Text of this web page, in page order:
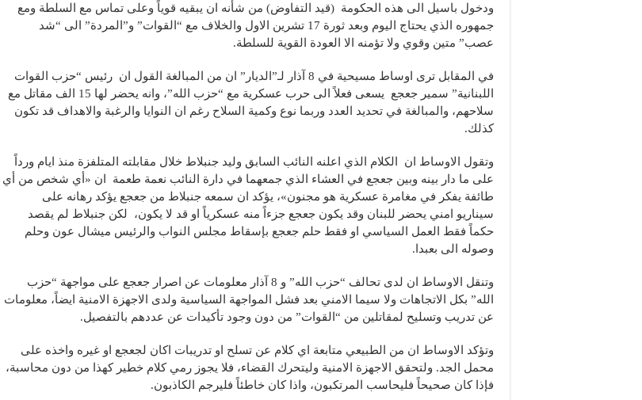
ودخول باسيل الى هذه الحكومة (قيد التفاوض) من شأنه ان يبقيه قوياً وعلى تماس مع السلطة ومع
جمهوره الذي يحتاج اليوم وبعد ثورة 17 تشرين الاول والخلاف مع “القوات” و”المردة” الى “شد
عصب” متين وقوي ولا تؤمنه الا العودة القوية للسلطة.
في المقابل ترى اوساط مسيحية في 8 آذار لـ”الديار” ان من المبالغة القول ان رئيس “حزب القوات
اللبنانية” سمير جعجع يسعى فعلاً الى حرب عسكرية مع “حزب الله”، وانه يحضر لها 15 الف مقاتل مع
سلاحهم، والمبالغة في تحديد العدد وربما نوع وكمية السلاح رغم ان النوايا والرغبة والاهداف قد تكون
كذلك.
وتقول الاوساط ان الكلام الذي اعلنه النائب السابق وليد جنبلاط خلال مقابلته المتلفزة منذ ايام ورداً
على ما دار بينه وبين جعجع في العشاء الذي جمعهما في دارة النائب نعمة طعمة ان «أي شخص من أي
طائفة يفكر في مغامرة عسكرية هو مجنون»، يؤكد ان سمعه جنبلاط من جعجع يؤكد رهانه على
سيناريو امني يحضر للبنان وقد يكون جعجع جزءاً منه عسكرياً او قد لا يكون، لكن جنبلاط لم يقصد
حكماً فقط العمل السياسي او فقط حلم جعجع بإسقاط مجلس النواب والرئيس ميشال عون وحلم
وصوله الى بعبدا.
وتنقل الاوساط ان لدى تحالف “حزب الله” و 8 آذار معلومات عن اصرار جعجع على مواجهة “حزب
الله” بكل الاتجاهات ولا سيما الامني بعد فشل المواجهة السياسية ولدى الاجهزة الامنية ايضاً، معلومات
عن تدريب وتسليح لمقاتلين من “القوات” من دون وجود تأكيدات عن عددهم بالتفصيل.
وتؤكد الاوساط ان من الطبيعي متابعة اي كلام عن تسلح او تدريبات اكان لجعجع او غيره واخذه على
محمل الجد. ولتحقق الاجهزة الامنية وليتحرك القضاء، فلا يجوز رمي كلام خطير كهذا من دون محاسبة،
فإذا كان صحيحاً فليحاسب المرتكبون، واذا كان خاطئاً فليرجم الكاذبون.